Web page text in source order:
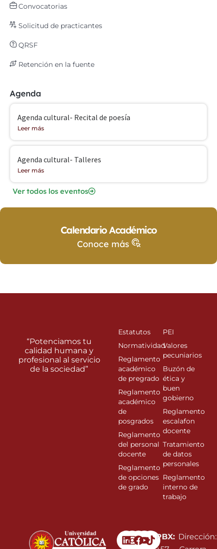
Convocatorias
Solicitud de practicantes
QRSF
Retención en la fuente
Agenda
Agenda cultural- Recital de poesía
Leer más
Agenda cultural- Talleres
Leer más
Ver todos los eventos
Calendario Académico
Conoce más
Linkedin
Instagram
Facebook
Youtube
PBX: Dirección:
“Potenciamos tu
calidad humana y
profesional al servicio
de la sociedad”
Estatutos
Normatividad
Reglamento
académico
de pregrado
Reglamento
académico
de
posgrados
Reglamento
del personal
docente
Reglamento
de opciones
de grado
PEI
Valores
pecuniarios
Buzón de
ética y
buen
gobierno
Reglamento
escalafon
docente
Tratamiento
de datos
personales
Reglamento
interno de
trabajo